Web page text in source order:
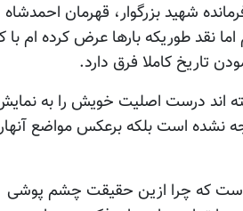
شهید بزرگوار، قهرمان احمدشاه
نقد طوریکه بارها عرض کرده ام با
تاریخ کاملا فرق دارد.
اند درست اصلیت خویش را به
نشده است بلکه برعکس مواضع
که چرا ازین حقیقت چشم پوشی